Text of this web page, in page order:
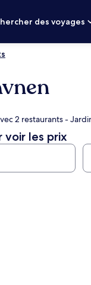
des voyages
2 restaurants -
voir les prix